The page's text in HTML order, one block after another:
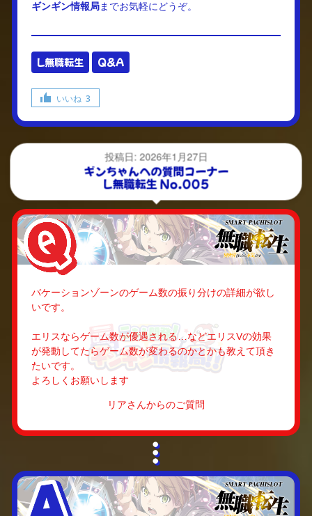
ギンギン情報局までお気軽にどうぞ。
L無職転生 Q&A
いいね 3
投稿日: 2026年1月27日
ギンちゃんへの質問コーナー
L無職転生 No.005
バケーションゾーンのゲーム数の振り分けの詳細が欲し
いです。
エリスならゲーム数が優遇される…などエリスVの効果
が発動してたらゲーム数が変わるのかとかも教えて頂き
たいです。
よろしくお願いします
リアさんからのご質問